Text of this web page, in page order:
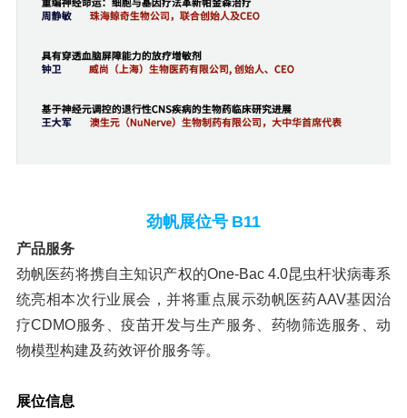
劲帆展位号 B11
产品服务
劲帆医药将携自主知识产权的One-Bac 4.0昆虫杆状病毒系
统亮相本次行业展会，并将重点展示劲帆医药AAV基因治
疗CDMO服务、疫苗开发与生产服务、药物筛选服务、动
物模型构建及药效评价服务等。
展位信息